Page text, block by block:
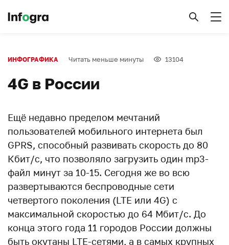
ИНФОГРАФИКА Читать меньше минуты 13104
4G в России
Ещё недавно пределом мечтаний
пользователей мобильного интернета был
GPRS, способный развивать скорость до 80
Кбит/с, что позволяло загрузить один mp3-
файл минут за 10-15. Сегодня же во всю
развертываются беспроводные сети
четвертого поколения (LTE или 4G) с
максимальной скоростью до 64 Мбит/с. До
конца этого года 11 городов России должны
быть окутаны LTE-сетями, а в самых крупных